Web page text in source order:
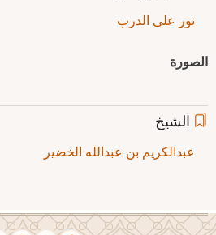
نور على الدرب
الصورة
الشيخ
عبدالكريم بن عبدالله الخضير